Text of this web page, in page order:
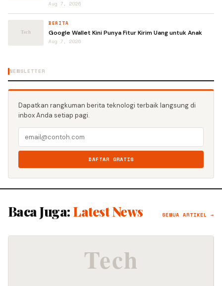
Aug 7, 2026
BERITA
Google Wallet Kini Punya Fitur Kirim Uang untuk Anak
Aug 7, 2026
NEWSLETTER
Dapatkan rangkuman berita teknologi terbaik langsung di
inbox Anda setiap pagi.
DAFTAR GRATIS
Baca Juga: Latest News SEMUA ARTIKEL →